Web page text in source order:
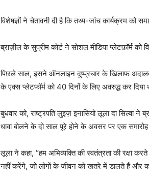
विशेषज्ञों ने चेतावनी दी है कि तथ्य-जांच कार्यक्रम को
ब्राज़ील के सुप्रीम कोर्ट ने सोशल मीडिया प्लेटफ़ॉर्म
पिछले साल, इसने ऑनलाइन दुष्प्रचार के खिलाफ
के एक्स प्लेटफॉर्म को 40 दिनों के लिए अवरुद्ध कर दिया
बुधवार को, राष्ट्रपति लुइज़ इनासियो लूला दा सिल्वा ने
धावा बोलने के दो साल पूरे होने के अवसर पर एक समारोह
लूला ने कहा, “हम अभिव्यक्ति की स्वतंत्रता की रक्षा
नहीं करेंगे, जो लोगों के जीवन को खतरे में डालते हैं और